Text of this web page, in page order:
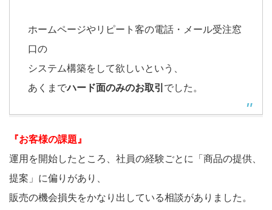
ホームページやリピート客の電話・メール受注窓
口の
システム構築をして欲しいという、
あくまでハード面のみのお取引 でした。
『お客様の課題』
運用を開始したところ、社員の経験ごとに「商品の提供、
提案」に偏りがあり、
販売の機会損失をかなり出している相談がありました。